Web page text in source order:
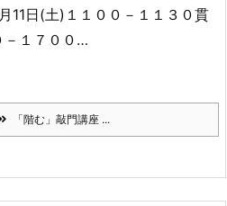
11日(土)１１００－１１３０貫
－１７００…
「階む」敲門講座 ...